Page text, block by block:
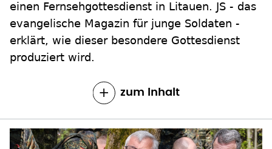
einen Fernsehgottesdienst in Litauen. JS - das
evangelische Magazin für junge Soldaten -
erklärt, wie dieser besondere Gottesdienst
produziert wird.
zum Inhalt